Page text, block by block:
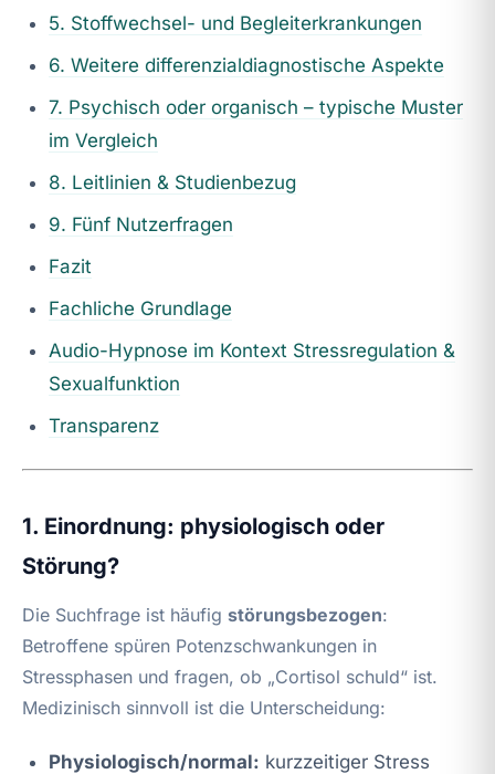
5. Stoffwechsel- und Begleiterkrankungen
6. Weitere differenzialdiagnostische Aspekte
7. Psychisch oder organisch – typische Muster
im Vergleich
8. Leitlinien & Studienbezug
9. Fünf Nutzerfragen
Fazit
Fachliche Grundlage
Audio-Hypnose im Kontext Stressregulation &
Sexualfunktion
Transparenz
1. Einordnung: physiologisch oder
Störung?
Die Suchfrage ist häufig störungsbezogen:
Betroffene spüren Potenzschwankungen in
Stressphasen und fragen, ob „Cortisol schuld“ ist.
Medizinisch sinnvoll ist die Unterscheidung:
Physiologisch/normal: kurzzeitiger Stress